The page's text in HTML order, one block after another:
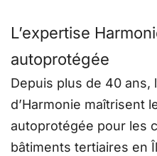
L’expertise
autoprotégée
Depuis plus de 40
d’Harmonie maîtrisent
autoprotégée pour les
bâtiments tertiaires en